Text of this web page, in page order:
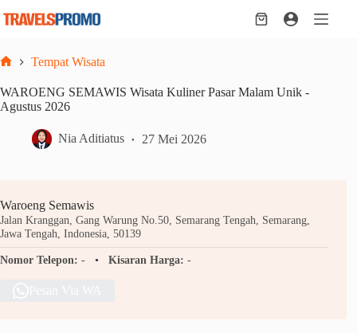
Shopping
Tempat Wisata
WAROENG SEMAWIS Wisata Kuliner Pasar Malam Unik -
Agustus 2026
Nia Aditiatus 27 Mei 2026
Waroeng Semawis
Jalan Kranggan, Gang Warung No.50, Semarang Tengah, Semarang,
Jawa Tengah, Indonesia, 50139
Nomor Telepon: - Kisaran Harga: -